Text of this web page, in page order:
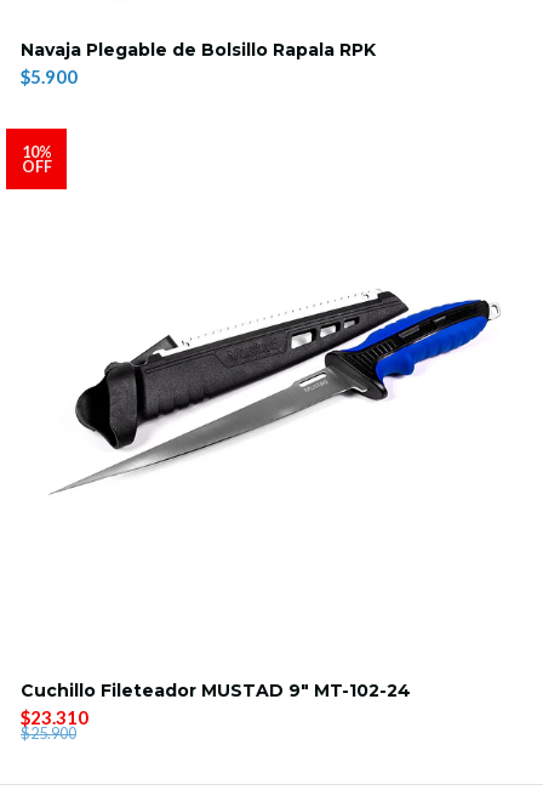
Navaja Plegable de Bolsillo Rapala RPK
$5.900
10%
OFF
Cuchillo Fileteador MUSTAD 9" MT-102-24
$23.310
$25.900